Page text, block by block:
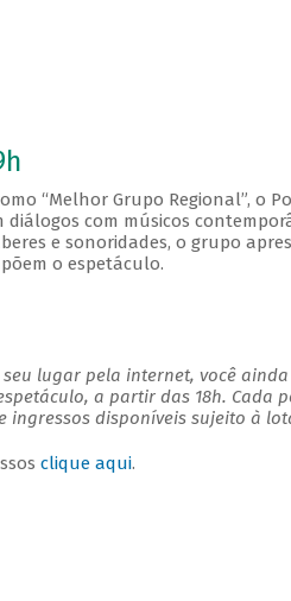
“Melhor Grupo Regional”, o
com músicos
e sonoridades, o grupo
o espetáculo.
lugar pela internet, você
a partir das 18h. Cada
disponíveis sujeito à
clique aqui.